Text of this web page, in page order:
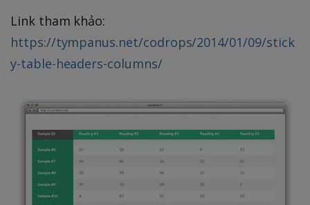
Link tham khảo:
https://tympanus.net/codrops/2014/01/09/stick
y-table-headers-columns/